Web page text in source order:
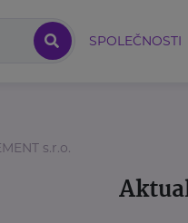
SPOLEČNOSTI
s.r.o.